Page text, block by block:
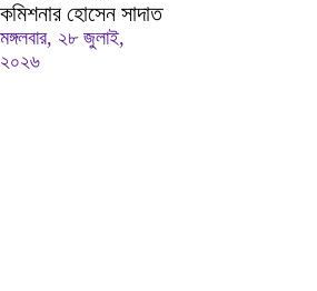
কমিশনার হোসেন সাদাত
মঙ্গলবার, ২৮ জুলাই,
২০২৬